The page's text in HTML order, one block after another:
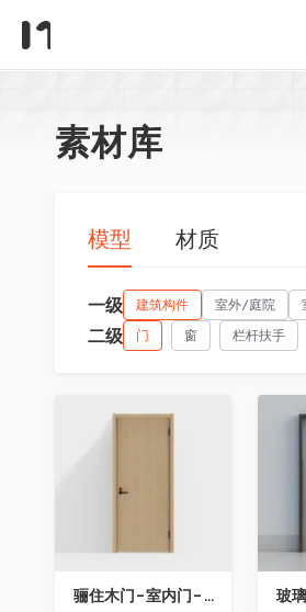
素材库
模型 材质
一级 建筑构件 室外/庭院
二级 门 窗 栏杆扶手
收藏
骊住木门-室内门-单开门-BFA-PP麦芽黄色 玻